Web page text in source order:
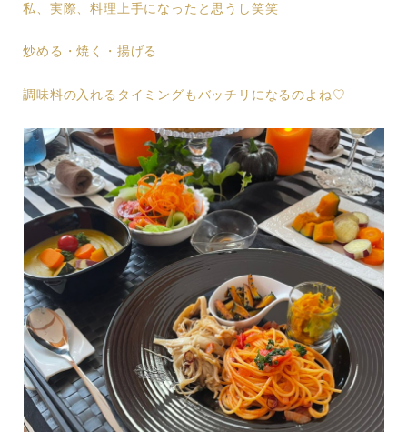
私、実際、料理上手になったと思うし笑笑
炒める・焼く・揚げる
調味料の入れるタイミングもバッチリになるのよね♡